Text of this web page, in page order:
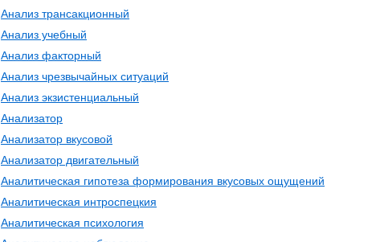
Анализ трансакционный
Анализ учебный
Анализ факторный
Анализ чрезвычайных ситуаций
Анализ экзистенциальный
Анализатор
Анализатор вкусовой
Анализатор двигательный
Аналитическая гипотеза формирования вкусовых ощущений
Аналитическая интроспецкия
Аналитическая психология